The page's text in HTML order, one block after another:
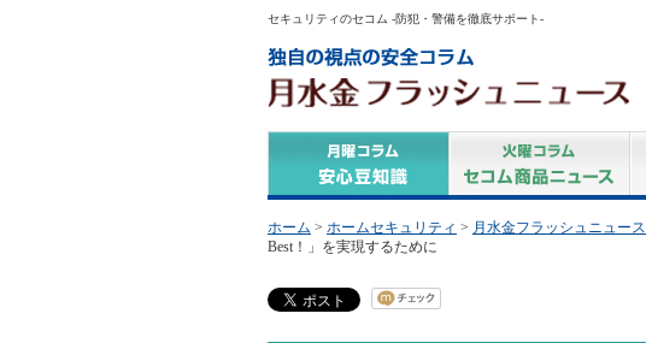
セキュリティのセコム -防犯・警備を徹底サポート-
ホーム > ホームセキュリティ > 月水金フラッシュニュース
Best！」を実現するために